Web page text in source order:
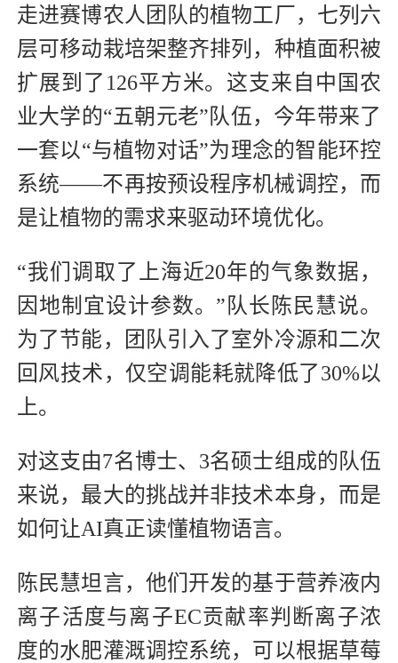
走进赛博农人团队的植物工厂，七列六
层可移动栽培架整齐排列，种植面积被
扩展到了126平方米。这支来自中国农
业大学的“五朝元老”队伍，今年带来了
一套以“与植物对话”为理念的智能环控
系统——不再按预设程序机械调控，而
是让植物的需求来驱动环境优化。
“我们调取了上海近20年的气象数据，
因地制宜设计参数。”队长陈民慧说。
为了节能，团队引入了室外冷源和二次
回风技术，仅空调能耗就降低了30%以
上。
对这支由7名博士、3名硕士组成的队伍
来说，最大的挑战并非技术本身，而是
如何让AI真正读懂植物语言。
陈民慧坦言，他们开发的基于营养液内
离子活度与离子EC贡献率判断离子浓
度的水肥灌溉调控系统，可以根据草莓